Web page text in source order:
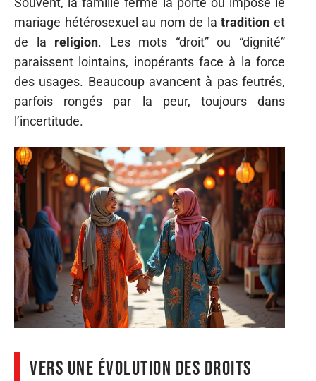
mariage hétérosexuel au nom de latradition et
de la religion. Les mots “droit” ou “dignité”
paraissent lointains, inopérants face à la force
des usages. Beaucoup avancent à pas feutrés,
parfois rongés par la peur, toujours dans
l’incertitude.
Vers une évolution des droits